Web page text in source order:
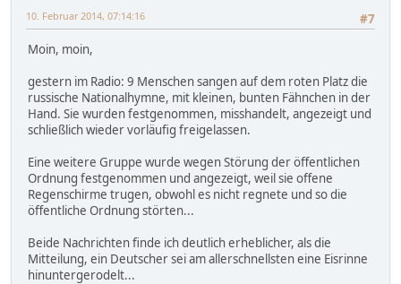
#7
10. Februar 2014, 07:14:16
Moin, moin,
gestern im Radio: 9 Menschen sangen auf dem roten Platz die
russische Nationalhymne, mit kleinen, bunten Fähnchen in der
Hand. Sie wurden festgenommen, misshandelt, angezeigt und
schließlich wieder vorläufig freigelassen.
Eine weitere Gruppe wurde wegen Störung der öffentlichen
Ordnung festgenommen und angezeigt, weil sie offene
Regenschirme trugen, obwohl es nicht regnete und so die
öffentliche Ordnung störten...
Beide Nachrichten finde ich deutlich erheblicher, als die
Mitteilung, ein Deutscher sei am allerschnellsten eine Eisrinne
hinuntergerodelt...